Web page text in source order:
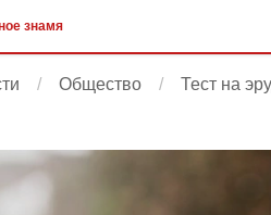
знамя
Общество
Тест на